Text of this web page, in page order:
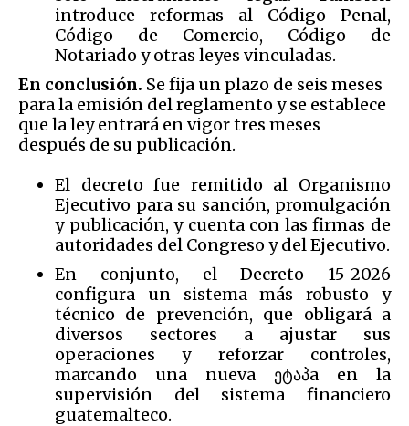
introduce reformas al Código Penal,
Código de Comercio, Código de
Notariado y otras leyes vinculadas.
En conclusión. Se fija un plazo de seis meses
para la emisión del reglamento y se establece
que la ley entrará en vigor tres meses
después de su publicación.
El decreto fue remitido al Organismo
Ejecutivo para su sanción, promulgación
y publicación, y cuenta con las firmas de
autoridades del Congreso y del Ejecutivo.
En conjunto, el Decreto 15-2026
configura un sistema más robusto y
técnico de prevención, que obligará a
diversos sectores a ajustar sus
operaciones y reforzar controles,
marcando una nueva ეტაპa en la
supervisión del sistema financiero
guatemalteco.